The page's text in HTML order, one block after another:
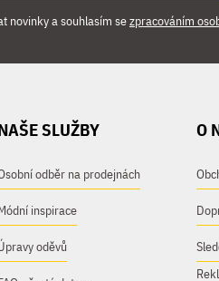
novinky a souhlasím sezpracováním
SLUŽBY
odběr na prodejnách
inspirace
oděvů
O